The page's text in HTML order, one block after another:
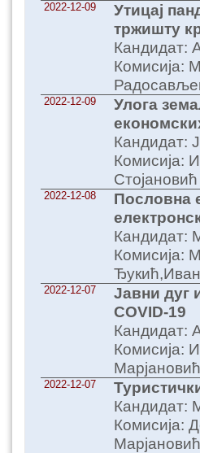
2022-12-09
Утицај
тржишту
Кандидат:
Комисија:
2022-12-09
Улога
Кандидат:
Комисија:
Стојановић
2022-12-08
Пословна
Кандидат:
Комисија:
2022-12-07
Јавни дуг
COVID-19
Кандидат:
Комисија:
2022-12-07
Кандидат:
Комисија:
Марјановић